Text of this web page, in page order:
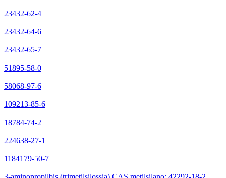
23432-62-4
23432-64-6
23432-65-7
51895-58-0
58068-97-6
109213-85-6
18784-74-2
224638-27-1
1184179-50-7